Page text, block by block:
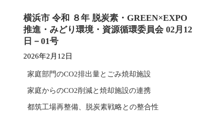
横浜市 令和 ８年 脱炭素・GREEN×EXPO
推進・みどり環境・資源循環委員会 02月12
日－01号
2026年2月12日
家庭部門のCO2排出量とごみ焼却施設
家庭からのCO2削減と焼却施設の連携
都筑工場再整備、脱炭素戦略との整合性